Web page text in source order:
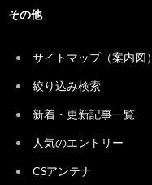
その他
サイトマップ（案内図）
絞り込み検索
新着・更新記事一覧
人気のエントリー
CSアンテナ